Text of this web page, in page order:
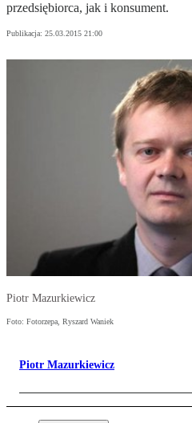
przedsiębiorca, jak i konsument.
Publikacja: 25.03.2015 21:00
Piotr Mazurkiewicz
Foto: Fotorzepa, Ryszard Waniek
Piotr Mazurkiewicz